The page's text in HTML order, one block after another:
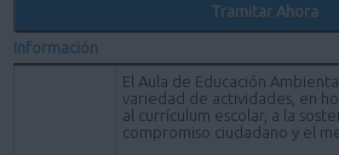
Tramitar Ahora
Información
El Aula de Educación
variedad de actividades, en
al currículum escolar, a la
compromiso ciudadano y el